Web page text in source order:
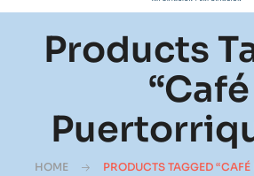
Products
“café
HOME PRODUCTS TAGGED